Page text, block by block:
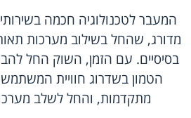
המעבר לטכנולוגיה חכמה
מדורג, שהחל בשילוב מערכות
בסיסיים. עם הזמן, השוק החל
הטמון בשדרוג חוויית המשתמש
מתקדמות, והחל לשלב